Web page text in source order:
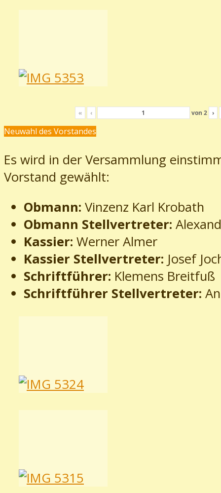
« ‹ von 2 ›
Neuwahl des Vorstandes
Es wird in der Versammlung
Vorstand gewählt:
Obmann: Vinzenz Karl Krobath
Obmann Stellvertreter:
Kassier: Werner Almer
Kassier Stellvertreter: Josef
Schriftführer: Klemens Breitfuß
Schriftführer Stellvertreter: